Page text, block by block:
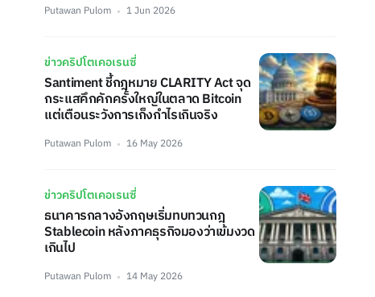
Putawan Pulom 1 Jun 2026
ข่าวคริปโตเคอเรนซี่
Santiment ชี้กฎหมาย CLARITY Act จุด
กระแสคึกคักครั้งใหญ่ในตลาด Bitcoin
แต่เตือนระวังการเก็งกำไรเกินจริง
Putawan Pulom 16 May 2026
ข่าวคริปโตเคอเรนซี่
ธนาคารกลางอังกฤษเริ่มทบทวนกฎ
Stablecoin หลังภาคธุรกิจมองว่าเข้มงวด
เกินไป
Putawan Pulom 14 May 2026